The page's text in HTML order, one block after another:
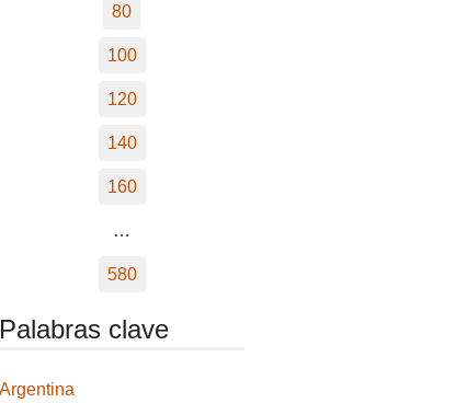
80
100
120
140
160
…
580
Palabras clave
Argentina